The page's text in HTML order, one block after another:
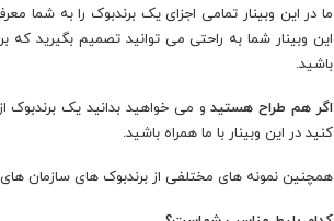
ما در این وبینار تمامی اجزای یک برندبوک را به شما
این وبینار شما به راحتی می توانید تصمیم بگیرید
باشید.
اگر هم طراح هستیدو می خواهید بدانید یک برندبوک
کنید در این وبینار با ما همراه باشید.
همچنین نمونه های مختلفی از برندبوک های سازمان